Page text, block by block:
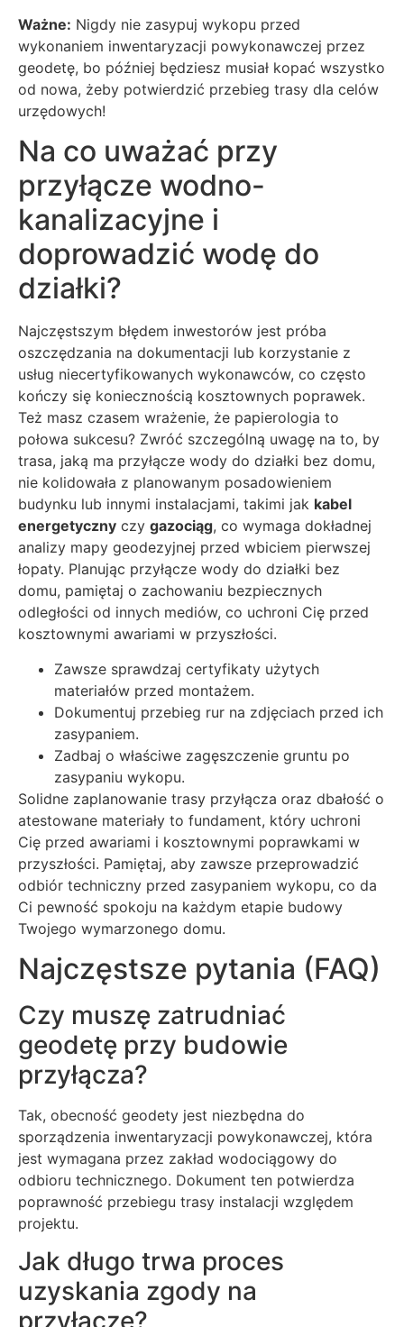
Ważne: Nigdy nie zasypuj wykopu przed
wykonaniem inwentaryzacji powykonawczej przez
geodetę, bo później będziesz musiał kopać wszystko
od nowa, żeby potwierdzić przebieg trasy dla celów
urzędowych!
Na co uważać przy
przyłącze wodno-
kanalizacyjne i
doprowadzić wodę do
działki?
Najczęstszym błędem inwestorów jest próba
oszczędzania na dokumentacji lub korzystanie z
usług niecertyfikowanych wykonawców, co często
kończy się koniecznością kosztownych poprawek.
Też masz czasem wrażenie, że papierologia to
połowa sukcesu? Zwróć szczególną uwagę na to, by
trasa, jaką ma przyłącze wody do działki bez domu,
nie kolidowała z planowanym posadowieniem
budynku lub innymi instalacjami, takimi jak kabel
energetyczny czy gazociąg, co wymaga dokładnej
analizy mapy geodezyjnej przed wbiciem pierwszej
łopaty. Planując przyłącze wody do działki bez
domu, pamiętaj o zachowaniu bezpiecznych
odległości od innych mediów, co uchroni Cię przed
kosztownymi awariami w przyszłości.
Zawsze sprawdzaj certyfikaty użytych
materiałów przed montażem.
Dokumentuj przebieg rur na zdjęciach przed ich
zasypaniem.
Zadbaj o właściwe zagęszczenie gruntu po
zasypaniu wykopu.
Solidne zaplanowanie trasy przyłącza oraz dbałość o
atestowane materiały to fundament, który uchroni
Cię przed awariami i kosztownymi poprawkami w
przyszłości. Pamiętaj, aby zawsze przeprowadzić
odbiór techniczny przed zasypaniem wykopu, co da
Ci pewność spokoju na każdym etapie budowy
Twojego wymarzonego domu.
Najczęstsze pytania (FAQ)
Czy muszę zatrudniać
geodetę przy budowie
przyłącza?
Tak, obecność geodety jest niezbędna do
sporządzenia inwentaryzacji powykonawczej, która
jest wymagana przez zakład wodociągowy do
odbioru technicznego. Dokument ten potwierdza
poprawność przebiegu trasy instalacji względem
projektu.
Jak długo trwa proces
uzyskania zgody na